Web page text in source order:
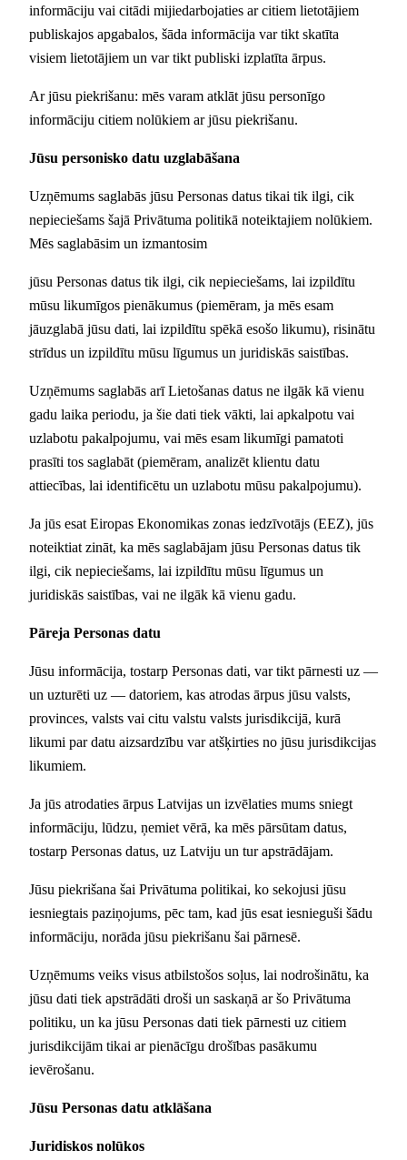
informāciju vai citādi mijiedarbojaties ar citiem lietotājiem
publiskajos apgabalos, šāda informācija var tikt skatīta
visiem lietotājiem un var tikt publiski izplatīta ārpus.
Ar jūsu piekrišanu: mēs varam atklāt jūsu personīgo
informāciju citiem nolūkiem ar jūsu piekrišanu.
Jūsu personisko datu uzglabāšana
Uzņēmums saglabās jūsu Personas datus tikai tik ilgi, cik
nepieciešams šajā Privātuma politikā noteiktajiem nolūkiem.
Mēs saglabāsim un izmantosim
jūsu Personas datus tik ilgi, cik nepieciešams, lai izpildītu
mūsu likumīgos pienākumus (piemēram, ja mēs esam
jāuzglabā jūsu dati, lai izpildītu spēkā esošo likumu), risinātu
strīdus un izpildītu mūsu līgumus un juridiskās saistības.
Uzņēmums saglabās arī Lietošanas datus ne ilgāk kā vienu
gadu laika periodu, ja šie dati tiek vākti, lai apkalpotu vai
uzlabotu pakalpojumu, vai mēs esam likumīgi pamatoti
prasīti tos saglabāt (piemēram, analizēt klientu datu
attiecības, lai identificētu un uzlabotu mūsu pakalpojumu).
Ja jūs esat Eiropas Ekonomikas zonas iedzīvotājs (EEZ), jūs
noteiktiat zināt, ka mēs saglabājam jūsu Personas datus tik
ilgi, cik nepieciešams, lai izpildītu mūsu līgumus un
juridiskās saistības, vai ne ilgāk kā vienu gadu.
Pāreja Personas datu
Jūsu informācija, tostarp Personas dati, var tikt pārnesti uz —
un uzturēti uz — datoriem, kas atrodas ārpus jūsu valsts,
provinces, valsts vai citu valstu valsts jurisdikcijā, kurā
likumi par datu aizsardzību var atšķirties no jūsu jurisdikcijas
likumiem.
Ja jūs atrodaties ārpus Latvijas un izvēlaties mums sniegt
informāciju, lūdzu, ņemiet vērā, ka mēs pārsūtam datus,
tostarp Personas datus, uz Latviju un tur apstrādājam.
Jūsu piekrišana šai Privātuma politikai, ko sekojusi jūsu
iesniegtais paziņojums, pēc tam, kad jūs esat iesnieguši šādu
informāciju, norāda jūsu piekrišanu šai pārnesē.
Uzņēmums veiks visus atbilstošos soļus, lai nodrošinātu, ka
jūsu dati tiek apstrādāti droši un saskaņā ar šo Privātuma
politiku, un ka jūsu Personas dati tiek pārnesti uz citiem
jurisdikcijām tikai ar pienācīgu drošības pasākumu
ievērošanu.
Jūsu Personas datu atklāšana
Juridiskos nolūkos